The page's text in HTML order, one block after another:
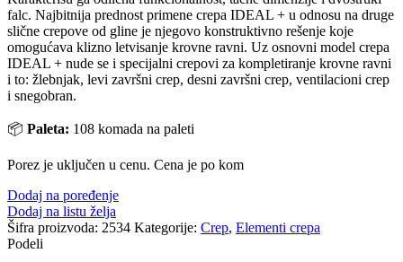
falc. Najbitnija prednost primene crepa IDEAL + u odnosu na druge
slične crepove od gline je njegovo konstruktivno rešenje koje
omogućava klizno letvisanje krovne ravni. Uz osnovni model crepa
IDEAL + nude se i specijalni crepovi za kompletiranje krovne ravni
i to: žlebnjak, levi završni crep, desni završni crep, ventilacioni crep
i snegobran.
📦 Paleta: 108 komada na paleti
Porez je uključen u cenu. Cena je po kom
Dodaj na poređenje
Dodaj na listu želja
Šifra proizvoda: 2534 Kategorije: Crep, Elementi crepa
Podeli